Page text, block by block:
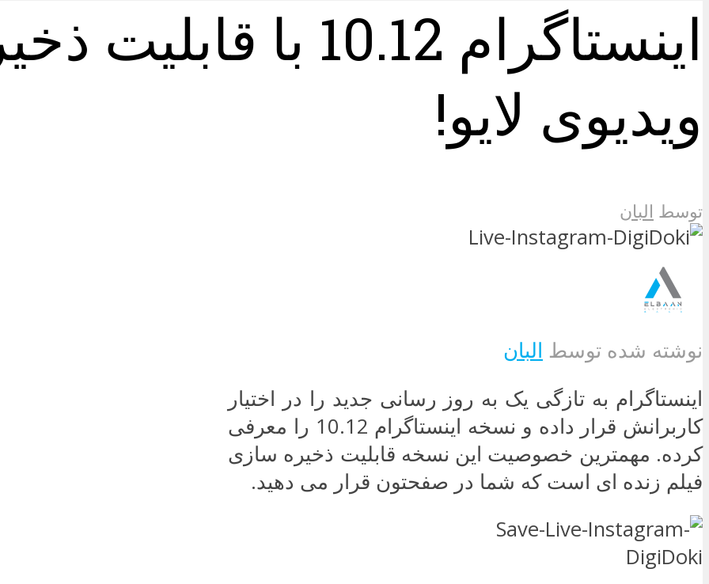
اینستاگرام 10.12 با
ویدیوی لایو!
توسط البان
نوشته شده توسط البان
اینستاگرام به تازگی یک به روز رسانی جدید را در اختیار
کاربرانش قرار داده و نسخه اینستاگرام 10.12 را معرفی
کرده. مهمترین خصوصیت این نسخه قابلیت ذخیره سازی
فیلم زنده ای است که شما در صفحتون قرار می دهید.